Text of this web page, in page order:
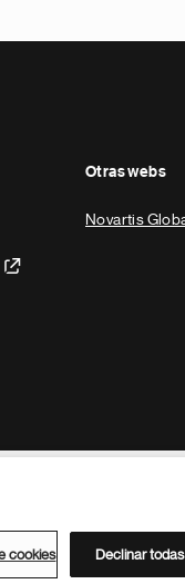
Otras webs
Novartis
cookies Declinar todas